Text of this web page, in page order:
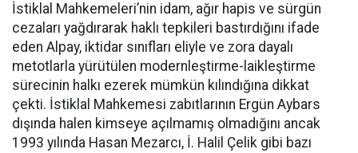
İstiklal Mahkemeleri’nin idam, ağır hapis ve sürgün
cezaları yağdırarak haklı tepkileri bastırdığını ifade
eden Alpay, iktidar sınıfları eliyle ve zora dayalı
metotlarla yürütülen modernleştirme-laikleştirme
sürecinin halkı ezerek mümkün kılındığına dikkat
çekti. İstiklal Mahkemesi zabıtlarının Ergün Aybars
dışında halen kimseye açılmamış olmadığını ancak
1993 yılında Hasan Mezarcı, İ. Halil Çelik gibi bazı